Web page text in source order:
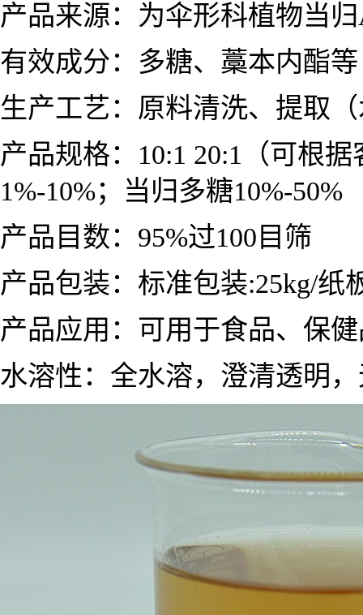
产品来源： 为伞形科植物当归
有效成分：多糖、 藁本内酯等
生产工艺：原料清洗、提取
产品规格： 10:1 20:1（可根
1%-10%；当归多糖10%-50%
产品目数：95%过100目筛
产品包装：标准包装:25kg/纸
产品应用： 可用于食品、保
水溶性：全水溶，澄清透明